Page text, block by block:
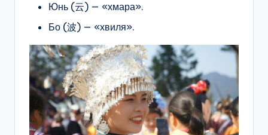
Юнь (云) — «хмара».
Бо (波) — «хвиля».